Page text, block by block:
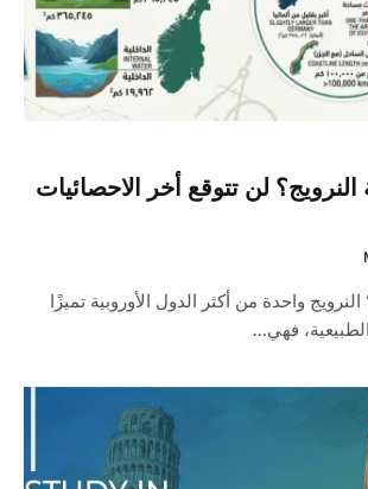
لن تتوقع أخر الاحصائيات
واحدة من أكثر الدول الأوروبية تميزًا
فهي…